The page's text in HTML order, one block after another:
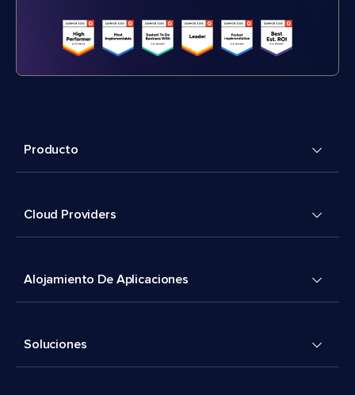
Producto
Cloud Providers
Alojamiento De Aplicaciones
Soluciones